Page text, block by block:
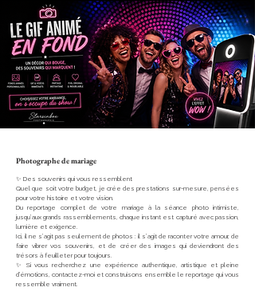
Photographe de mariage
✨ Des souvenirs qui vous ressemblent
Quel que soit votre budget, je crée des prestations sur-mesure, pensées
pour votre histoire et votre vision.
Du reportage complet de votre mariage à la séance photo intimiste,
jusqu’aux grands rassemblements, chaque instant est capturé avec passion,
lumière et exigence.
Ici, il ne s’agit pas seulement de photos : il s’agit de raconter votre amour, de
faire vibrer vos souvenirs, et de créer des images qui deviendront des
trésors à feuilleter pour toujours.
✨ Si vous recherchez une expérience authentique, artistique et pleine
d’émotions, contactez-moi et construisons ensemble le reportage qui vous
ressemble vraiment.